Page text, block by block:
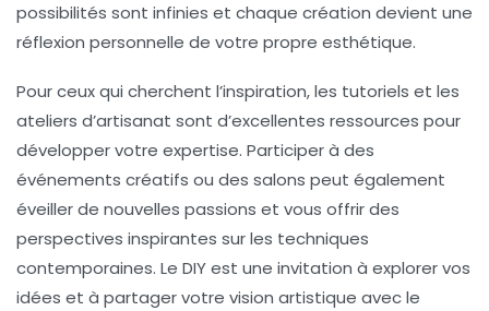
possibilités sont infinies et chaque création devient une
réflexion personnelle de votre propre esthétique.
Pour ceux qui cherchent l’inspiration, les tutoriels et les
ateliers d’artisanat sont d’excellentes ressources pour
développervotre expertise. Participer à des
événements créatifs ou des salons peut également
éveiller de nouvelles passions et vous offrir des
perspectives inspirantes sur les techniques
contemporaines. Le DIY est une invitation à explorer vos
idées et à partager votre vision artistique avec le